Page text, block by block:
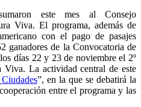
este mes al Consejo
Viva. El programa, además de
con el pago de pasajes
ganadores de la Convocatoria de
días 22 y 23 de noviembre el 2º
Viva. La actividad central de este
”, en la quese debatirá la
entre el programa y las